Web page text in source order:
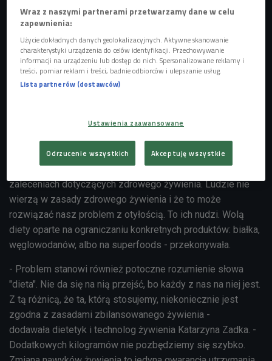
zdjęcie ilustracyjne Foto: pixabay/PublicDomainPictures
przychodzi po dietę odchudzającą - mówiła dietetyk,
Stolińska-Fiedorowicz. - Od razu tłumaczę pacjentowi, że
nie będziemy na diecie, tylko będziemy się zdrowo
odżywiać. Entuzjazm spada, kiedy zaczynam opowiadać o
zaleceniach dotyczących zdrowego żywienia. Ludzie nie
wierzą w zasady zdrowego żywienia i że to może
rozwiązać nasz problem z otyłością. To ich nudzi. Wolą
diety oparte na ograniczaniu konkretnych produktów: białka,
węglowodanów, albo na superfoods - przekonywała.
- Problem stanowi również potoczne rozumienie słowa
"dieta". Nie da się na nią przejść, bo każdy z nas na niej jest.
Z tą różnicą, że ta, którą stosujemy, niekoniecznie jest
zgodna z zasadami zbilansowanego żywienia -
dodawała dietetyk i technolog żywienia Katarzyna Zadka. -
Dodatkowych kilogramów nie pozbędziemy się szybko.
Wraz z naszymi partnerami przetwarzamy dane w celu
zapewnienia:
Użycie dokładnych danych geolokalizacyjnych. Aktywne skanowanie
charakterystyki urządzenia do celów identyfikacji. Przechowywanie
informacji na urządzeniu lub dostęp do nich. Spersonalizowane reklamy i
treści, pomiar reklam i treści, badnie odbiorców i ulepszanie usług.
Lista partnerów (dostawców)
Ustawienia zaawansowane
Odrzucenie wszystkich Akceptuję wszystkie